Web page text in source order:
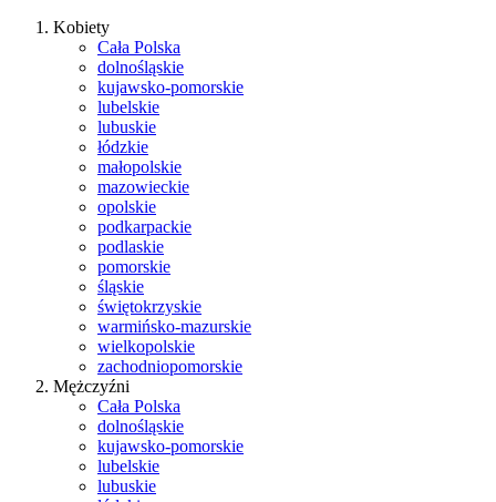
Kobiety
Cała Polska
dolnośląskie
kujawsko-pomorskie
lubelskie
lubuskie
łódzkie
małopolskie
mazowieckie
opolskie
podkarpackie
podlaskie
pomorskie
śląskie
świętokrzyskie
warmińsko-mazurskie
wielkopolskie
zachodniopomorskie
Mężczyźni
Cała Polska
dolnośląskie
kujawsko-pomorskie
lubelskie
lubuskie